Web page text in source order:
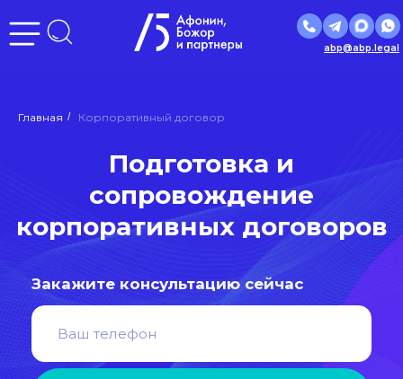
abp@abp.legal
Главная / Корпоративный договор
Подготовка и
корпоративных договоров
Закажите консультацию сейчас
Отправить
обработку персональных данных в соответствии с
обработки персональных данных